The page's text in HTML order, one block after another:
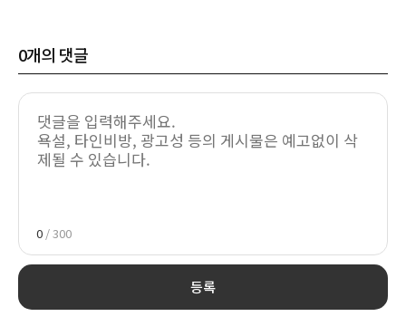
0개의 댓글
0 / 300
등록